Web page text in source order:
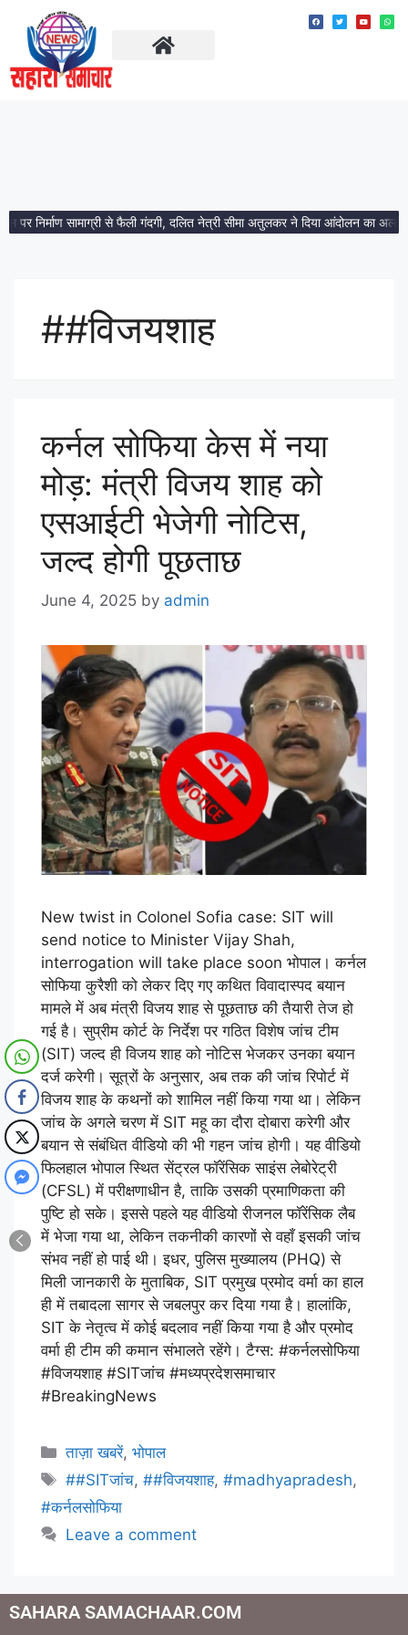
पर निर्माण सामाग्री से फैली गंदगी, दलित नेत्री सीमा अतुलकर ने दिया आंदोलन का
##विजयशाह
कर्नल सोफिया केस में नया
मोड़: मंत्री विजय शाह को
एसआईटी भेजेगी नोटिस,
जल्द होगी पूछताछ
June 4, 2025 by admin
New twist in Colonel Sofia case: SIT will
send notice to Minister Vijay Shah,
interrogation will take place soon भोपाल। कर्नल
सोफिया कुरैशी को लेकर दिए गए कथित विवादास्पद बयान
मामले में अब मंत्री विजय शाह से पूछताछ की तैयारी तेज हो
गई है। सुप्रीम कोर्ट के निर्देश पर गठित विशेष जांच टीम
(SIT) जल्द ही विजय शाह को नोटिस भेजकर उनका बयान
दर्ज करेगी। सूत्रों के अनुसार, अब तक की जांच रिपोर्ट में
विजय शाह के कथनों को शामिल नहीं किया गया था। लेकिन
जांच के अगले चरण में SIT महू का दौरा दोबारा करेगी और
बयान से संबंधित वीडियो की भी गहन जांच होगी। यह वीडियो
फिलहाल भोपाल स्थित सेंट्रल फॉरेंसिक साइंस लेबोरेट्री
(CFSL) में परीक्षणाधीन है, ताकि उसकी प्रमाणिकता की
पुष्टि हो सके। इससे पहले यह वीडियो रीजनल फॉरेंसिक लैब
में भेजा गया था, लेकिन तकनीकी कारणों से वहाँ इसकी जांच
संभव नहीं हो पाई थी। इधर, पुलिस मुख्यालय (PHQ) से
मिली जानकारी के मुताबिक, SIT प्रमुख प्रमोद वर्मा का हाल
ही में तबादला सागर से जबलपुर कर दिया गया है। हालांकि,
SIT के नेतृत्व में कोई बदलाव नहीं किया गया है और प्रमोद
वर्मा ही टीम की कमान संभालते रहेंगे। टैग्स: #कर्नलसोफिया
#विजयशाह #SITजांच #मध्यप्रदेशसमाचार
#BreakingNews
ताज़ा खबरें,भोपाल
##SITजांच,##विजयशाह,#madhyapradesh,
#कर्नलसोफिया
Leave a comment
SAHARA SAMACHAAR.COM